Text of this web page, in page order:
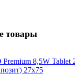
товары